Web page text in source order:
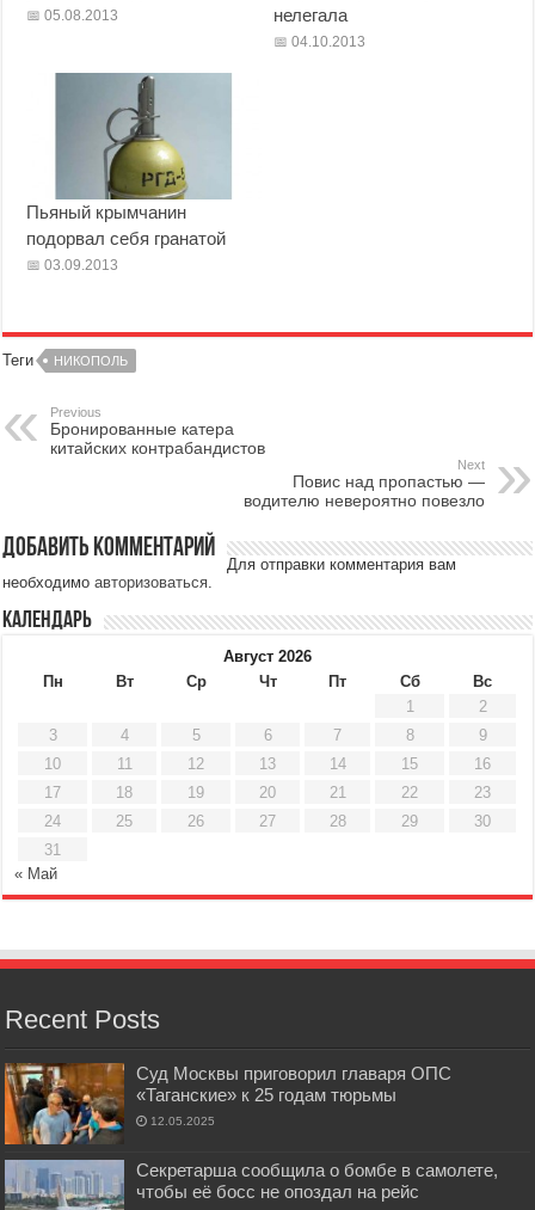
05.08.2013
нелегала
04.10.2013
Пьяный крымчанин
подорвал себя гранатой
03.09.2013
Теги НИКОПОЛЬ
Previous
Бронированные катера
китайских контрабандистов
Next
Повис над пропастью —
водителю невероятно повезло
Добавить комментарий
Для отправки комментария вам
необходимоавторизоваться
Календарь
Август 2026
Пн
Вт Ср Чт Пт Сб
Вс
1
2
3
4 5 6 7 8
9
10
11 12 13 14 15
16
17
18 19 20 21 22
23
24
25 26 27 28 29
30
31
« Май
Recent Posts
Суд Москвы приговорил главаря ОПС
«Таганские» к 25 годам тюрьмы
12.05.2025
Секретарша сообщила о бомбе в самолете,
чтобы её босс не опоздал на рейс